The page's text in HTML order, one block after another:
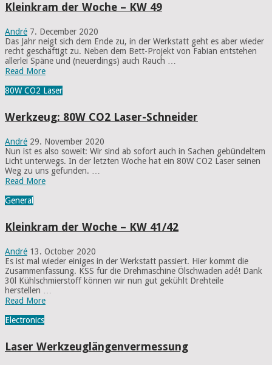
Kleinkram der Woche – KW 49
André 7. December 2020
Das Jahr neigt sich dem Ende zu, in der Werkstatt geht es aber wieder
recht geschäftigt zu. Neben dem Bett-Projekt von Fabian entstehen
allerlei Späne und (neuerdings) auch Rauch …
Read More
80W CO2 Laser
Werkzeug: 80W CO2 Laser-Schneider
André 29. November 2020
Nun ist es also soweit: Wir sind ab sofort auch in Sachen gebündeltem
Licht unterwegs. In der letzten Woche hat ein 80W CO2 Laser seinen
Weg zu uns gefunden. …
Read More
General
Kleinkram der Woche – KW 41/42
André 13. October 2020
Es ist mal wieder einiges in der Werkstatt passiert. Hier kommt die
Zusammenfassung. KSS für die Drehmaschine Ölschwaden adé! Dank
30l Kühlschmierstoff können wir nun gut gekühlt Drehteile
herstellen …
Read More
Electronics
Laser Werkzeuglängenvermessung